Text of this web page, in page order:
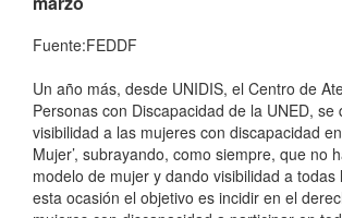
Fuente:FEDDF
Un año más, desde UNIDIS, el Centro de
Personas con Discapacidad de la UNED, se
visibilidad a las mujeres con discapacidad
Mujer’, subrayando, como siempre, que no
modelo de mujer y dando visibilidad a todas
esta ocasión el objetivo es incidir en el